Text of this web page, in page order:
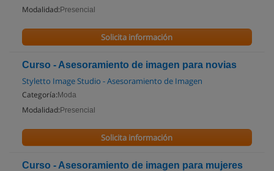
Modalidad: Presencial
Solicita información
Curso - Asesoramiento de imagen para novias
Styletto Image Studio - Asesoramiento de Imagen
Categoría: Moda
Modalidad: Presencial
Solicita información
Curso - Asesoramiento de imagen para mujeres